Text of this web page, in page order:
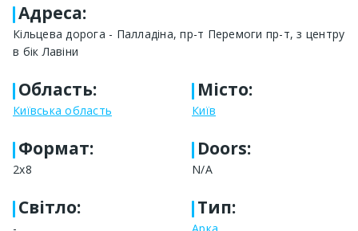
Адреса:
Кільцева дорога - Палладіна, пр-т Перемоги пр-т, з центру
в бік Лавіни
Область:
Київська область
Місто:
Київ
Формат:
2х8
Doors:
N/A
Світло: Тип: